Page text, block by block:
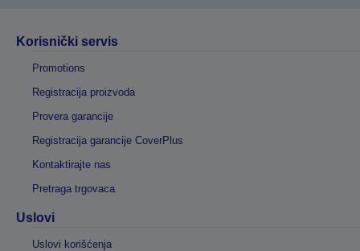
Korisnički servis
Promotions
Registracija proizvoda
Provera garancije
Registracija garancije CoverPlus
Kontaktirajte nas
Pretraga trgovaca
Uslovi
Uslovi korišćenja